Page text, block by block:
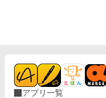
アプリ一覧